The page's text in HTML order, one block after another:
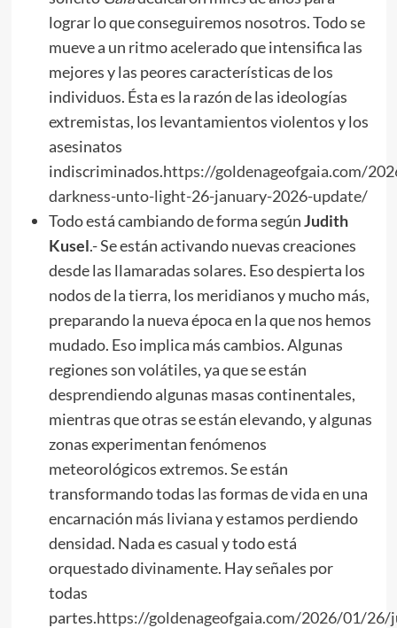
lograr lo que conseguiremos nosotros. Todo se
mueve a un ritmo acelerado que intensifica las
mejores y las peores características de los
individuos. Ésta es la razón de las ideologías
extremistas, los levantamientos violentos y los
asesinatos
indiscriminados.https://goldenageofgaia.com/
darkness-unto-light-26-january-2026-update/
Todo está cambiando de forma segúnJudith
Kusel.- Se están activando nuevas creaciones
desde las llamaradas solares. Eso despierta los
nodos de la tierra, los meridianos y mucho más,
preparando la nueva época en la que nos hemos
mudado. Eso implica más cambios. Algunas
regiones son volátiles, ya que se están
desprendiendo algunas masas continentales,
mientras que otras se están elevando, y algunas
zonas experimentan fenómenos
meteorológicos extremos. Se están
transformando todas las formas de vida en una
encarnación más liviana y estamos perdiendo
densidad. Nada es casual y todo está
orquestado divinamente. Hay señales por
todas
partes.https://goldenageofgaia.com/2026/01/